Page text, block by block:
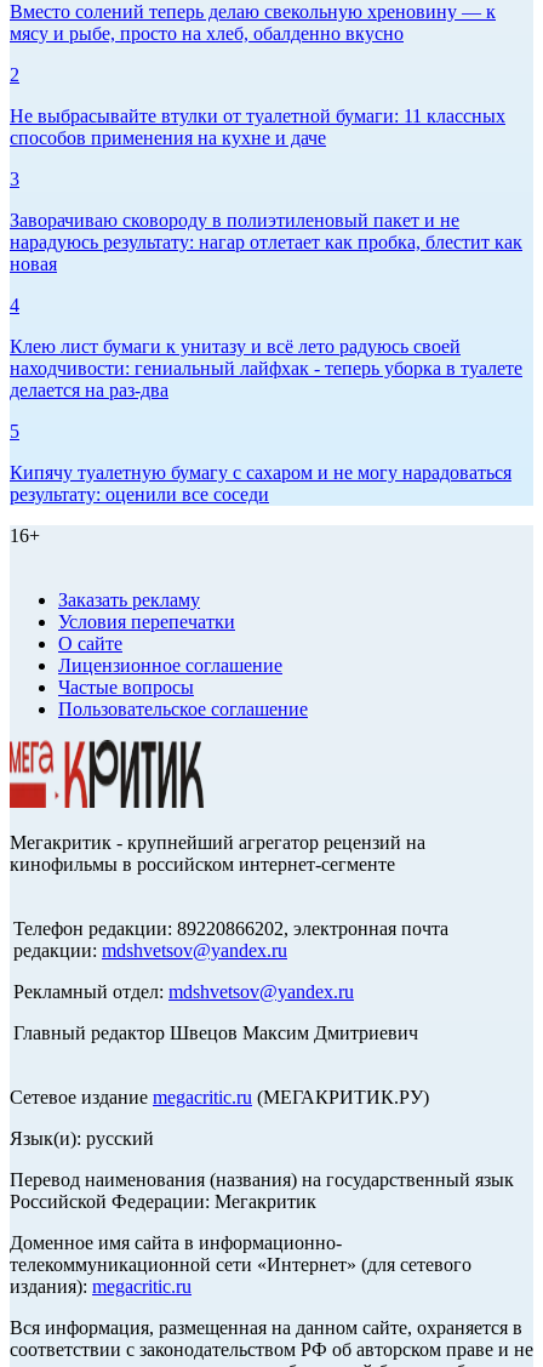
Вместо солений теперь делаю свекольную хреновину — к
мясу и рыбе, просто на хлеб, обалденно вкусно
2
Не выбрасывайте втулки от туалетной бумаги: 11 классных
способов применения на кухне и даче
3
Заворачиваю сковороду в полиэтиленовый пакет и не
нарадуюсь результату: нагар отлетает как пробка, блестит как
новая
4
Клею лист бумаги к унитазу и всё лето радуюсь своей
находчивости: гениальный лайфхак - теперь уборка в туалете
делается на раз-два
5
Кипячу туалетную бумагу с сахаром и не могу нарадоваться
результату: оценили все соседи
16+
Заказать рекламу
Условия перепечатки
О сайте
Лицензионное соглашение
Частые вопросы
Пользовательское соглашение
Мегакритик - крупнейший агрегатор рецензий на
кинофильмы в российском интернет-сегменте
Телефон редакции: 89220866202, электронная почта
редакции: mdshvetsov@yandex.ru
Рекламный отдел: mdshvetsov@yandex.ru
Главный редактор Швецов Максим Дмитриевич
Сетевое издание megacritic.ru (МЕГАКРИТИК.РУ)
Язык(и): русский
Перевод наименования (названия) на государственный язык
Российской Федерации: Мегакритик
Доменное имя сайта в информационно-
телекоммуникационной сети «Интернет» (для сетевого
издания): megacritic.ru
Вся информация, размещенная на данном сайте, охраняется в
соответствии с законодательством РФ об авторском праве и не